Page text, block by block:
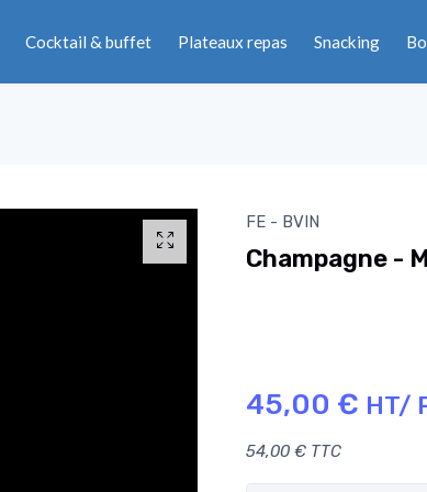
Cocktail & buffet Plateaux repas Snacking
FE - BVIN
Champagne -
45,00 € HT/
54,00 € TTC